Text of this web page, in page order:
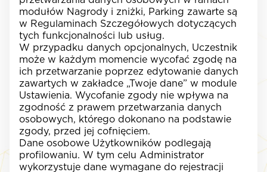
modułów Nagrody i zniżki, Parking zawarte są
w Regulaminach Szczegółowych dotyczących
tych funkcjonalności lub usług.
W przypadku danych opcjonalnych, Uczestnik
może w każdym momencie wycofać zgodę na
ich przetwarzanie poprzez edytowanie danych
zawartych w zakładce „Twoje dane” w module
Ustawienia. Wycofanie zgody nie wpływa na
zgodność z prawem przetwarzania danych
osobowych, którego dokonano na podstawie
zgody, przed jej cofnięciem.
Dane osobowe Użytkowników podlegają
profilowaniu. W tym celu Administrator
wykorzystuje dane wymagane do rejestracji